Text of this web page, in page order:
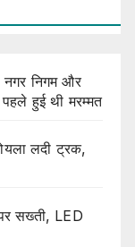
निगम और
हुई थी मरम्मत
लदी ट्रक,
सख्ती, LED